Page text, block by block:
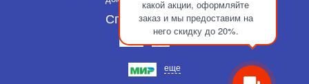
какой акции, оформляйте
заказ и мы предоставим на
него скидку до 20%.
Способы оплаты
еще